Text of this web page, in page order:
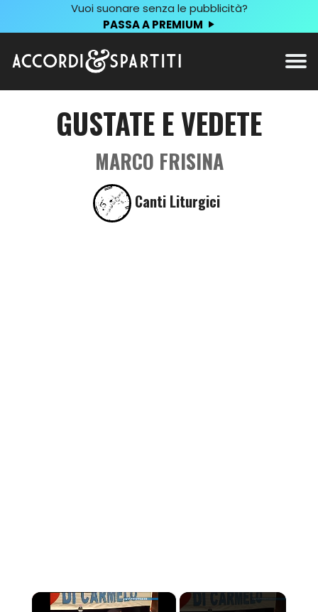
Vuoi suonare senza le pubblicità?
PASSA A PREMIUM
GUSTATE E VEDETE
MARCO FRISINA
Canti Liturgici
×